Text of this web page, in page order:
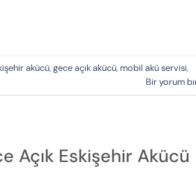
akücü,gece açık akücü, mobil akü servisi,
Bir yorum
Açık Eskişehir Akücü